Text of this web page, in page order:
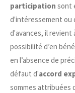
participation sont
d'intéressement ou
d'avances, il revient
possibilité d’en
en l’absence de
défaut d'accord
sommes attribuées